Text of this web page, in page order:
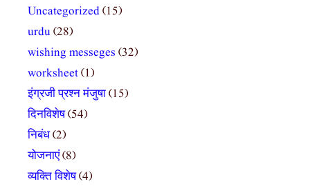
Uncategorized(15)
urdu(28)
wishing messeges (32)
worksheet(1)
इंग्रजी प्रश्न मंजुषा(15)
दिनविशेष(54)
निबंध(2)
योजनाएं(8)
व्यक्ति विशेष(4)